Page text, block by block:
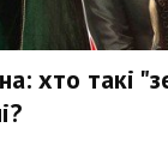
хто такі